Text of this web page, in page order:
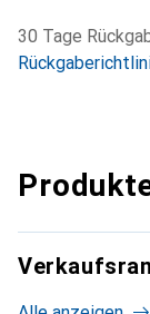
30 Tage